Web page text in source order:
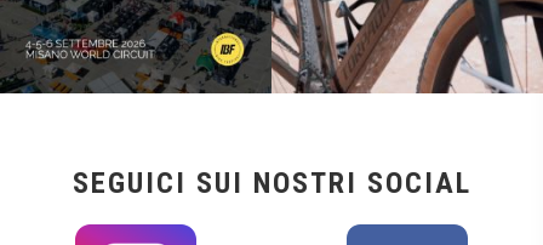
SEGUICI SUI NOSTRI SOCIAL